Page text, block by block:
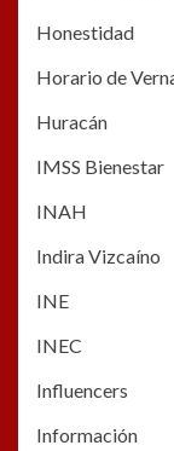
Honestidad
Horario de
Huracán
IMSS Bienestar
INAH
Indira Vizcaíno
INE
INEC
Influencers
Información